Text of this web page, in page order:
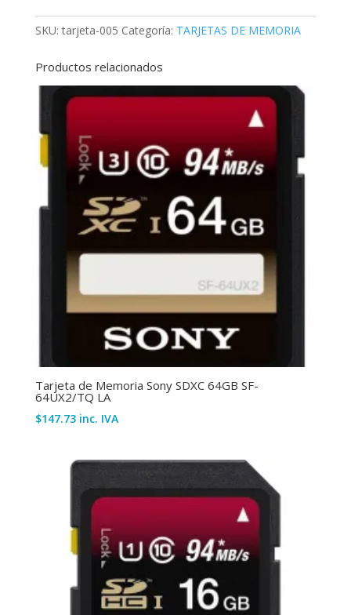
SKU:tarjeta-005 Categoría: TARJETAS DE MEMORIA
Productos relacionados
Tarjeta de Memoria Sony SDXC 64GB SF-
64UX2/TQ LA
$147.73 inc. IVA